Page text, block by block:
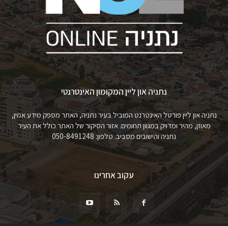
נתניה און ליין המקומון האינטרנטי
נתניה און ליין פורטל האינטרנט המוביל בעיר נתניה, האתר מספק מידע אמין,
מאוזן, מהיר ומדויק במגוון תחומים. אזור הסיקור של האתר כולל את העיר
נתניה והישובים מסביב. טלפון: 050-8491248
עקוב אחרינו